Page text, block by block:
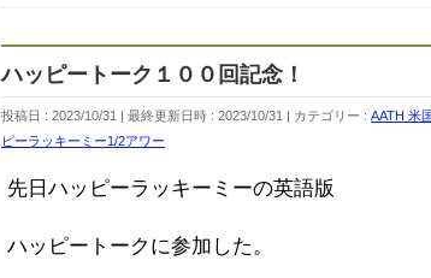
ハッピートーク１００回記念！
投稿日 : 2023/10/31 最終更新日時 : 2023/10/31 カテゴリー : AATH 米
ピーラッキーミー1/2アワー
先日ハッピーラッキーミーの英語版
ハッピートークに参加した。